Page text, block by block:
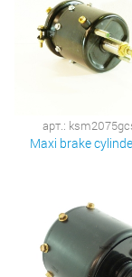
арт.:
Maxi brake